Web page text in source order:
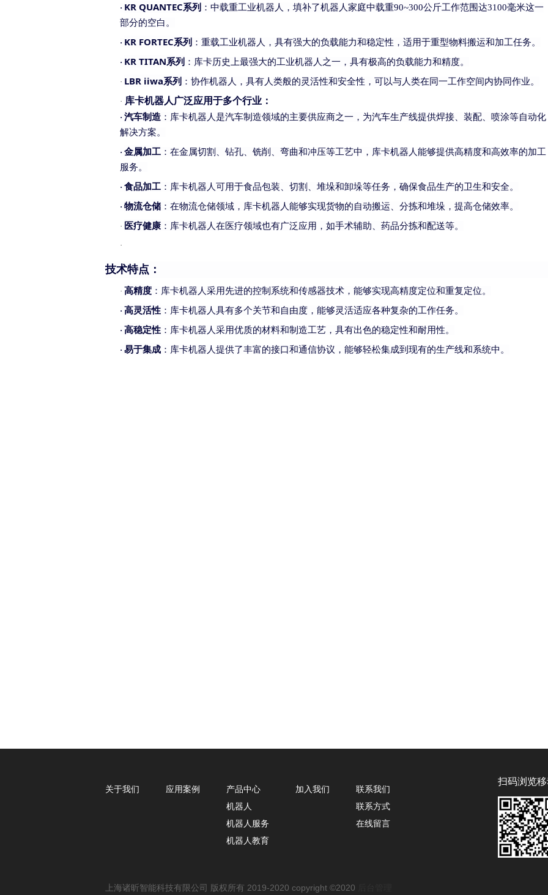
· KR QUANTEC系列 ：中载重工业机器人，填补了机器人家庭中载重90~300公斤工作范围达3100毫米这一
部分的空白。
· KR FORTEC系列 ：重载工业机器人，具有强大的负载能力和稳定性，适用于重型物料搬运和加工任务。
· KR TITAN系列 ：库卡历史上最强大的工业机器人之一，具有极高的负载能力和精度。
· LBR iiwa系列 ：协作机器人，具有人类般的灵活性和安全性，可以与人类在同一工作空间内协同作业。
· 库卡机器人广泛应用于多个行业：
· 汽车制造 ：库卡机器人是汽车制造领域的主要供应商之一，为汽车生产线提供焊接、装配、喷涂等自动化
解决方案。
· 金属加工 ：在金属切割、钻孔、铣削、弯曲和冲压等工艺中，库卡机器人能够提供高精度和高效率的加工
服务。
· 食品加工 ：库卡机器人可用于食品包装、切割、堆垛和卸垛等任务，确保食品生产的卫生和安全。
· 物流仓储 ：在物流仓储领域，库卡机器人能够实现货物的自动搬运、分拣和堆垛，提高仓储效率。
· 医疗健康 ：库卡机器人在医疗领域也有广泛应用，如手术辅助、药品分拣和配送等。
·
技术特点：
· 高精度 ：库卡机器人采用先进的控制系统和传感器技术，能够实现高精度定位和重复定位。
· 高灵活性 ：库卡机器人具有多个关节和自由度，能够灵活适应各种复杂的工作任务。
· 高稳定性 ：库卡机器人采用优质的材料和制造工艺，具有出色的稳定性和耐用性。
· 易于集成 ：库卡机器人提供了丰富的接口和通信协议，能够轻松集成到现有的生产线和系统中。
关于我们 应用案例
产品中心
机器人
机器人服务
机器人教育
加入我们
联系我们
联系方式
在线留言
扫码浏览
上海诸昕智能科技有限公司 版权所有 2019-2020 copyright ©2020